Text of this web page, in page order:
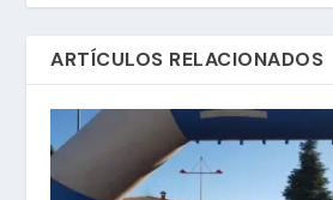
ARTÍCULOS RELACIONADOS